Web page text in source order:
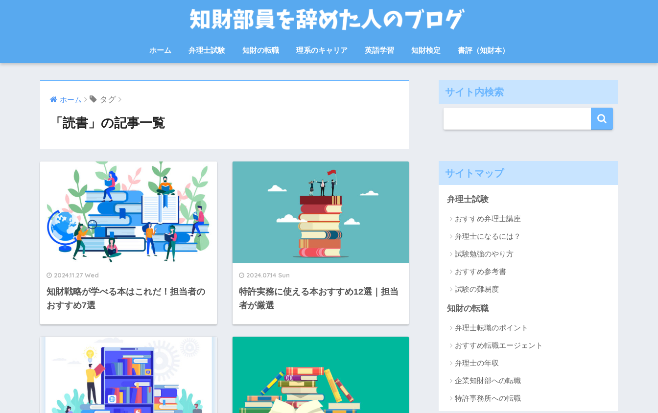
ホーム 弁理士試験 知財の転職 理系のキャリア 英語学習 知財検定 書評（知財本）
ホーム タグ
「読書」の記事一覧
2024.11.27 Wed
知財戦略が学べる本はこれだ！担当者の
おすすめ7選
2024.07.14 Sun
特許実務に使える本おすすめ12選｜担当
者が厳選
サイト内検索
サイトマップ
弁理士試験
おすすめ弁理士講座
弁理士になるには？
試験勉強のやり方
おすすめ参考書
試験の難易度
知財の転職
弁理士転職のポイント
おすすめ転職エージェント
弁理士の年収
企業知財部への転職
特許事務所への転職